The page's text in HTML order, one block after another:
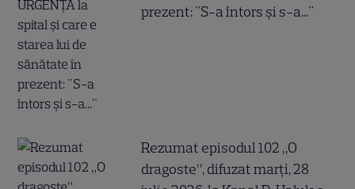
prezent: "S-a întors și s-a..."
Rezumat episodul 102 „O
dragoste”, difuzat marți, 28